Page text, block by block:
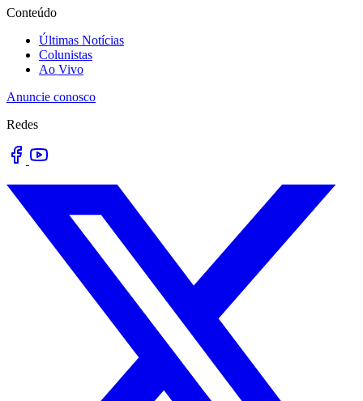
Conteúdo
Últimas Notícias
Colunistas
Ao Vivo
Anuncie conosco
Redes